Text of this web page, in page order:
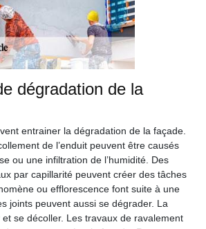
dégradation de la
entrainer la dégradation de la façade.
de l’enduit peuvent être causés
ou une infiltration de l’humidité. Des
par capillarité peuvent créer des tâches
ou efflorescence font suite à une
joints peuvent aussi se dégrader. La
et se décoller. Les travaux de ravalement